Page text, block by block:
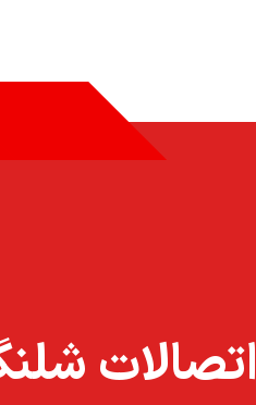
اتصالات شلنگي